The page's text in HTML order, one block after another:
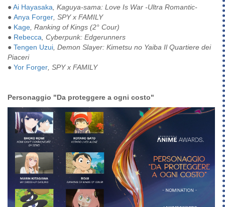
●Ai Hayasaka , Kaguya-sama: Love Is War -Ultra Romantic-
● Anya Forger , SPY x FAMILY
● Kage , Ranking of Kings (2° Cour)
● Rebecca , Cyberpunk: Edgerunners
● Tengen Uzui , Demon Slayer: Kimetsu no Yaiba Il Quartiere dei
Piaceri
● Yor Forger , SPY x FAMILY
Personaggio "Da proteggere a ogni costo"